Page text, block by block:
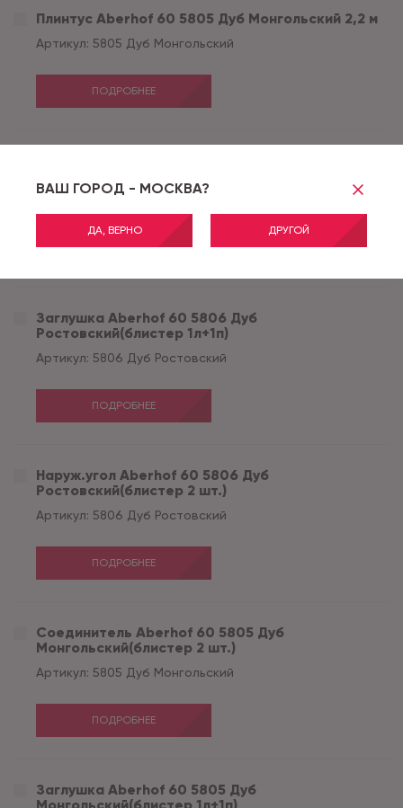
ВАШ ГОРОД - МОСКВА?
ДА, ВЕРНО ДРУГОЙ
Плинтус Aberhof 60 5805 Дуб Монгольский 2,2 м
Артикул: 5805 Дуб Монгольский
ПОДРОБНЕЕ
ПОДРОБНЕЕ
Заглушка Aberhof 60 5806 Дуб
Ростовский(блистер 1л+1п)
Артикул: 5806 Дуб Ростовский
ПОДРОБНЕЕ
Наруж.угол Aberhof 60 5806 Дуб
Ростовский(блистер 2 шт.)
Артикул: 5806 Дуб Ростовский
ПОДРОБНЕЕ
Соединитель Aberhof 60 5805 Дуб
Монгольский(блистер 2 шт.)
Артикул: 5805 Дуб Монгольский
ПОДРОБНЕЕ
Заглушка Aberhof 60 5805 Дуб